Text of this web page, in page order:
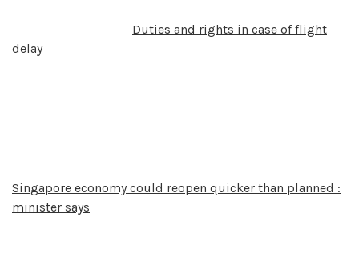
Duties and rights in case of flight
delay
Singapore economy could reopen quicker than planned :
minister says